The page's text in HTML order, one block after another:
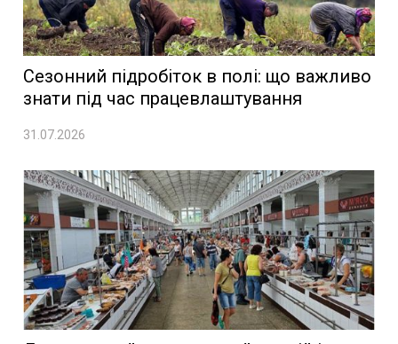
Сезонний підробіток в полі: що важливо
знати під час працевлаштування
31.07.2026